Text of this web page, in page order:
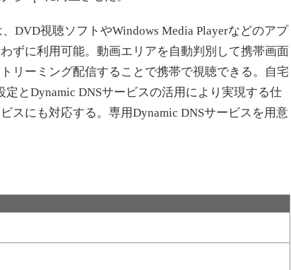
DVD視聴ソフトやWindows Media Playerなどのアプ
ずに利用可能。動画エリアを自動判別して携帯画面
リーミング配信することで携帯で視聴できる。自宅
定とDynamic DNSサービスの活用により実現する仕
スにも対応する。専用Dynamic DNSサービスを用意